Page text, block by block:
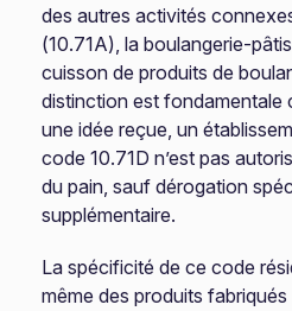
des autres activités
(10.71A), la boulangerie-
cuisson de produits de
distinction est fondamentale
une idée reçue, un
code 10.71D n’est pas
du pain, sauf dérogation
supplémentaire.
La spécificité de ce code
même des produits